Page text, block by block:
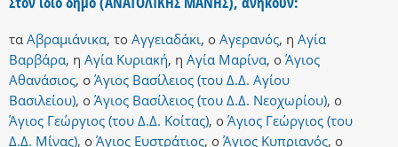
τα Αβραμιάνικα, το Αγγειαδάκι, ο Αγερανός, η Αγία
Βαρβάρα, η Αγία Κυριακή, η Αγία Μαρίνα, ο Άγιος
Αθανάσιος, ο Άγιος Βασίλειος (του Δ.Δ. Αγίου
Βασιλείου), ο Άγιος Βασίλειος (του Δ.Δ. Νεοχωρίου), ο
Άγιος Γεώργιος (του Δ.Δ. Κοίτας), ο Άγιος Γεώργιος (του
Δ.Δ. Μίνας), ο Άγιος Ευστράτιος, ο Άγιος Κυπριανός, ο